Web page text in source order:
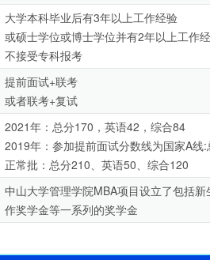
大学本科毕业后有3年以上工作经验
或硕士学位或博士学位并有2年以上工作
不接受专科报考
提前面试+联考
或者联考+复试
2021年：总分170，英语42，综合84
2019年：参加提前面试分数线为国家A
正常批：总分210、英语50、综合120
中山大学管理学院MBA项目设立了包括
作奖学金等一系列的奖学金